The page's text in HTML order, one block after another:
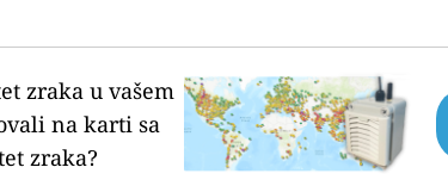
zraka u vašem
na karti sa
zraka?